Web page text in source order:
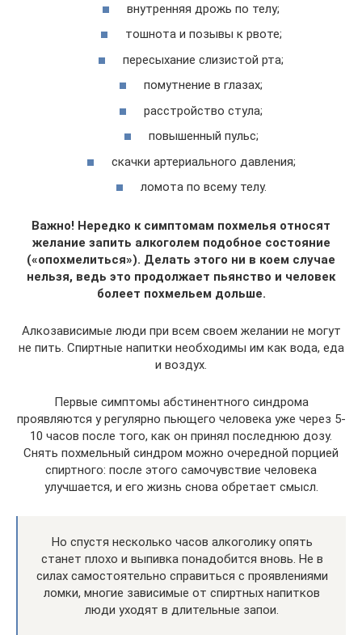
внутренняя дрожь по телу;
тошнота и позывы к рвоте;
пересыхание слизистой рта;
помутнение в глазах;
расстройство стула;
повышенный пульс;
скачки артериального давления;
ломота по всему телу.
Важно! Нередко к симптомам похмелья относят
желание запить алкоголем подобное состояние
(«опохмелиться»). Делать этого ни в коем случае
нельзя, ведь это продолжает пьянство и человек
болеет похмельем дольше.
Алкозависимые люди при всем своем желании не могут
не пить. Спиртные напитки необходимы им как вода, еда
и воздух.
Первые симптомы абстинентного синдрома
проявляются у регулярно пьющего человека уже через 5-
10 часов после того, как он принял последнюю дозу.
Снять похмельный синдром можно очередной порцией
спиртного: после этого самочувствие человека
улучшается, и его жизнь снова обретает смысл.
Но спустя несколько часов алкоголику опять
станет плохо и выпивка понадобится вновь. Не в
силах самостоятельно справиться с проявлениями
ломки, многие зависимые от спиртных напитков
люди уходят в длительные запои.